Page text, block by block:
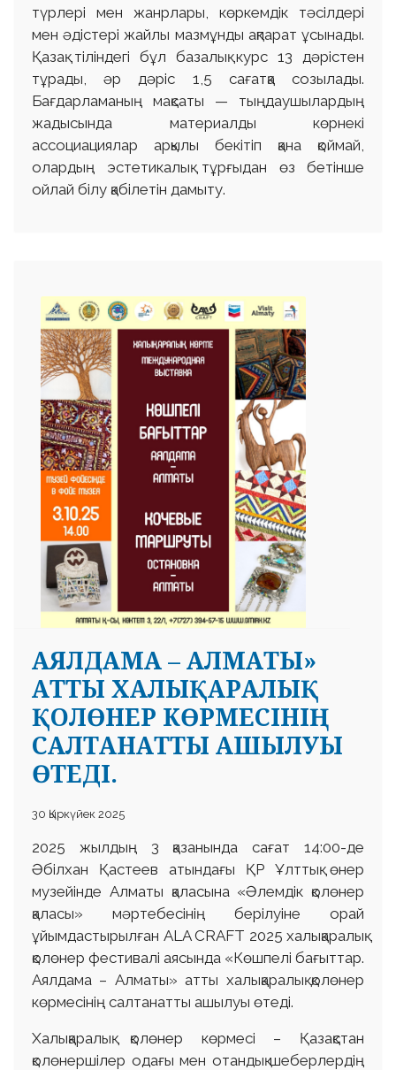
түрлері мен жанрлары, көркемдік тәсілдері
мен әдістері жайлы мазмұнды ақпарат ұсынады.
Қазақ тіліндегі бұл базалық курс 13 дәрістен
тұрады, әр дәріс 1,5 сағатқа созылады.
Бағдарламаның мақсаты — тыңдаушылардың
жадысында материалды көрнекі
ассоциациялар арқылы бекітіп қана қоймай,
олардың эстетикалық тұрғыдан өз бетінше
ойлай білу қабілетін дамыту.
АЯЛДАМА – АЛМАТЫ»
АТТЫ ХАЛЫҚАРАЛЫҚ
ҚОЛӨНЕР КӨРМЕСІНІҢ
САЛТАНАТТЫ АШЫЛУЫ
ӨТЕДІ.
30 Қыркүйек 2025
2025 жылдың 3 қазанында сағат 14:00-де
Әбілхан Қастеев атындағы ҚР Ұлттық өнер
музейінде Алматы қаласына «Әлемдік қолөнер
қаласы» мәртебесінің берілуіне орай
ұйымдастырылған ALA CRAFT 2025 халықаралық
қолөнер фестивалі аясында «Көшпелі бағыттар.
Аялдама – Алматы» атты халықаралық қолөнер
көрмесінің салтанатты ашылуы өтеді.
Халықаралық қолөнер көрмесі – Қазақстан
қолөнершілер одағы мен отандық шеберлердің